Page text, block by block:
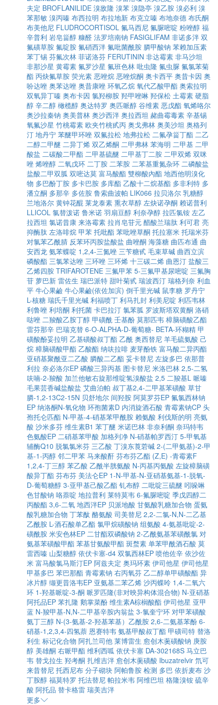
夫定 BROFLANILIDE 溴敌隆 溴苯 溴隐亭 溴乙胺 溴必利 溴
苯那敏 溴丙嗪 布西拉明 布拉地新 布克立嗪 布地奈德 布氏酮
布美他尼 FLUDROCORTISOL 氟马西尼 氟脲嘧啶 粉唑醇 福
辛普利 岩皂甾醇 糠醛 法罗培南钠 FASIGLIFAM 非诺多泮 双
氟磺草胺 氟啶胺 氟硝西泮 氟吡菌酰胺 膦甲酸钠 苯赖加压素
苯丁锡 芬氟次林 菲诺洛芬 FERUTININ 非达霉素 非马沙坦
非那沙星 黄霉素 氟罗沙星 氟班色林 吡虫隆 氟虫脲 氟氯苯菊
酯 丙炔氟草胺 荧光素 恶唑烷 恶唑烷酮 奥卡西平 奥昔卡因 奥
吩达唑 奥苯达唑 奥昔康唑 环氧乙烷 氧代乙酸甲酯 奥索拉明
双氧异丁嗪 奥布卡因 氯羟柳胺 羟甲唑啉 羟保松 土霉素 硬脂
醇 辛二醇 橄榄醇 奥达特罗 奥匹哌醇 谷维素 恶戊酯 氧烯咯尔
奥沙拉秦钠 奥美普林 奥沙西泮 奥拉西坦 赭曲霉毒素 辛基锡
氧氟沙星 竹桃霉素 欧夹竹桃甙丙 奥戈弗林 奥美沙坦 奥格列
汀 地丹宁 苯醚甲环唑 双氟拉松 地弗拉松 二氟孕甾丁酯 二乙
二醇二甲醚 二异丁烯 双乙烯酮 二甲弗林 苯海明 二甲基 二甲
酸盐 二碳酸二甲酯 二甲基硫醚 二甲基丁二胺 二甲双烯 双咪
唑 烯唑醇 二氧戊环 二丁胺 二苯胺 二苯基重氮杂环 二磷酸盐
盐酸二甲双胍 双嘧达莫 富马酸酯 雙柳酸內酯 地西他明溴化
物 多巴酚丁胺 多卡巴胺 多库酯 乙酸十二烷基酯 多非利特 多
潘立酮 多那辛 多佐胺 鲁索曲波帕 LIK066 拉贝洛尔 乳糖醇
兰地洛尔 黄钟花醌 莱龙泰素 熏衣草醇 左炔诺孕酮 赖诺普利
LLICOL 氯替泼诺 鲁米诺 羽扇豆醇 利奈孕醇 拉匹氯铵 左乙
拉西坦 氯诺昔康 来洛霉素 拉肖皂苷元 醋酸兰瑞肽 利可君 亮
抑酶肽 左洛啡烷 甲苯 托吡酯 苯吡唑草酮 托拉塞米 托瑞米芬
对氯苯乙酰腈 反苯环丙胺盐酸盐 曲唑酮 海藻糖 曲匹布通 曲
安西龙 氨苯蝶啶 1,2,4-三氮唑 三苄糖甙 毛束草碱 曲西立滨
磷酸酯 三氯苯达唑 三环唑 三环烯 十三碳二烯 曲恩汀 盐酸三
乙烯四胺 TRIFAROTENE 三氟甲苯 5-三氟甲基尿嘧啶 三氟胸
苷 萝巴新 雷佐生 瑞巴派特 甜叶菊甙 瑞波西汀 瑞格列奈 利血
平 牛心果鹼 牛心果鹼(依佐加滨) 倒千里光碱 鼠李糖 罗丹宁
L-核糖 瑞氏千里光碱 利福喷丁 利马扎封 利美尼啶 利匹韦林
利鲁唑 利培酮 利托菌 卡巴拉汀 氯苯胍 罗波斯塔双黄酮 洛硝
哒唑 二羧酸乙胺丁醇 甲磺酰 壬基酚 莫那匹韦 樟脑磺酸乙酯
雷芬那辛 巴瑞克替 6-O-ALPHA-D-葡萄糖- BETA-环糊精 甲
磺酸酚妥拉明 乙基磺酸叔丁酯 乙酰 奥西替尼 羊毛硫氨酸 己
烷 樟脑磺酸甲酯 乙酸酯 纳呋拉啡 麦芽酚铁 富马酸二异丙酯
亚硝基聚酰亚二乙酸 膦酸二乙酯 妥卡替尼 左旋多巴 依那普
利拉 奈必洛尔EP 磷酸三异丙基 图卡替尼 米洛巴林 2,5-二氢
呋喃-2-羧酸 加兰他敏右旋那维啶氢溴酸盐 2,5 二羧基L 哌嗪
毛果芸香碱盐酸盐 艾曲泊帕 叔丁基2,4-二甲基苯磺酸 草甘
膦-1,2-13C2-15N 贝舒地尔 间羟胺 阿莫罗芬EP 氟氯西林钠
EP 纳洛酮N-氧化物 环孢菌素D 内消旋酒石酸 青霉素钠CP 头
孢托仑匹酯 N-甲基-4-硝基苯甲酰胺 赖氨酸 利伐斯的明 亮氨
酸 沙米多芬 维生素B1 苯丁醚 米诺巴林 非奈利酮 奈玛特韦
色氨酸EP 二硝基苯甲酸 加格列净 N-硝基帕罗西汀 5-甲氧基
辅酶Q10 脱氯氯米芬 三乙酸 丁溴东莨菪碱 2-(二甲氨基)-2-甲
基-1-丙醇 邻二甲苯 马来酸酐 芬布芬乙酯 (Z,E) -青霉素F
1,2,4-丁三醇 苯乙酸 乙酰半胱氨酸 N-丙基丙氨酸 左旋樟脑磺
酸异丁酯 芬布芬 美法仑EP 1-N-甲基-N-亚硝基氨基-1-脱氧-
D-葡萄糖醇 3-亚甲基己酸乙酯 钆布醇 二吡啶三硫醚 吲哚啉
色甘酸钠 咯萘啶 地拉普利 莱特莫韦 6-氟脲嘧啶 季戊四醇二
丙酸酯 3,6-二氧 地西泮EP 贝派地酸 甘氨酸乳糖加合物 蛋氨
酸乳糖加合物 丁苯酞 酪氨酸 司美替尼 2,2-二氯-N,N-二乙基
乙酰胺 L-酒石酸单乙酯 氯甲烷磺酸钠 组氨酸 4-氨基吡啶-2-
磺酰胺 米安色林EP 二甘酯双磷酸钠 2-乙酰氨基苯磺酰氯 对
氨基苯磺酸甲酯 苯基甘氨酸甲酯 斑蝥素 单苯甲酰酒石酸 莫
雷西嗪 山梨糖醇 依伏卡塞-d4 双氯西林EP 喷他佐辛 依沙佐
米 富马酸氯马斯汀EP 阿兹夫定 奥玛环素 伊司他星 伊司他星
甲基多巴 苯巴那酯 青霉素钠 右丙氧芬 乙二醇单甲磺酸酯 异
冰片醇 缬更昔洛韦EP 亚氨基二苯乙烯 沙丙蝶呤 1,4-二氧六
环 1-羟基哌啶-3-酮 哌罗匹隆(非对映异构体混合物) N-亚硝基
阿托品EP 苯扎隆 鹅掌菜酚 维生素A棕榈酸酯 伊司他星 亚甲
蓝 N-羧甲基-N,N-二甲基辛胺内翁盐 3-氯奎宁环 对甲苯磺酸
氨丁三醇 N-(3-氨基-2-羟基苯基）乙酰胺 2,6-二氨基苯酚 6-
硝基-1,2,3,4-四氢萘 恩赛特韦 氨基甲酸叔丁酯 甲磺司特 替洛
利生 标记化合物 阿扎兰司他 莱博雷生 愈创木薁磺酸钠 庚胺
醇 美雄酮 右哌甲酯 维利西呱 依伏卡塞 DA-302168S 马立巴
韦 替戈拉生 羟考酮 扎维吉泮 愈创木薁磺酸 Ibuzatrelvir 氘可
来昔替尼 托西尼布 分子砌块 阿帕鲁胺 检测 多巴 依折麦布 沙
丁胺醇 福莫特罗 托法替尼 帕拉米韦 阿维巴坦 格隆溴铵 硫辛
酸 阿托品 替卡格雷 瑞美吉泮
更多